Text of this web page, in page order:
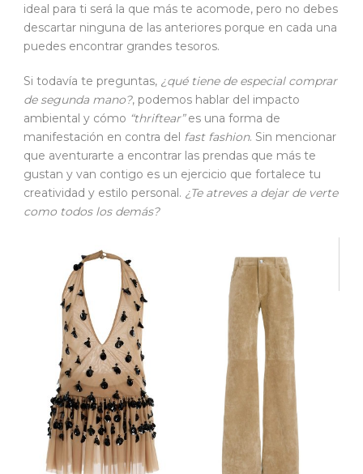
ideal para ti será la que más te acomode, pero no debes
descartar ninguna de las anteriores porque en cada una
puedes encontrar grandes tesoros.
Si todavía te preguntas, ¿qué tiene de especial comprar
de segunda mano?, podemos hablar del impacto
ambiental y cómo “thriftear”es una forma de
manifestación en contra del fast fashion. Sin mencionar
que aventurarte a encontrar las prendas que más te
gustan y van contigo es un ejercicio que fortalece tu
creatividad y estilo personal. ¿Te atreves a dejar de verte
como todos los demás?